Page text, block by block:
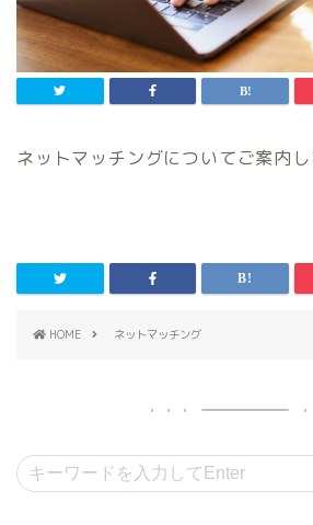
ネットマッチングについてご案内し
HOME ネットマッチング